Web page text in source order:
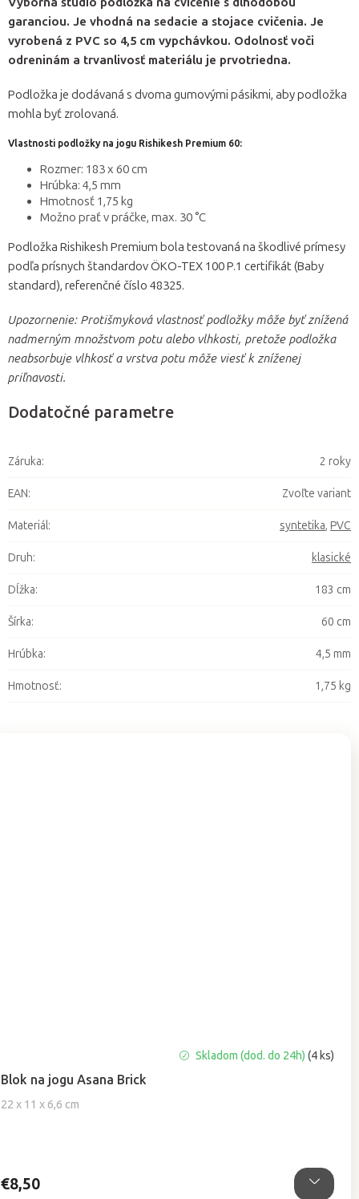
Blok na jogu Asana Brick
22 x 11 x 6,6 cm
hodnotenie
produktu
je
Skladom (dod. do 24h)(4 ks)
€8,50
garanciou. Je vhodná na sedacie a stojace cvičenia. Je
vyrobená z PVC so 4,5 cm vypchávkou. Odolnosť voči
odreninám a trvanlivosť materiálu je prvotriedna.
Podložka je dodávaná s dvoma gumovými pásikmi, aby podložka
mohla byť zrolovaná.
Vlastnosti podložky na jogu Rishikesh Premium 60:
Rozmer: 183 x 60 cm
Hrúbka: 4,5 mm
Hmotnosť 1,75 kg
Možno prať v práčke, max. 30 °C
Podložka Rishikesh Premium bola testovaná na škodlivé prímesy
podľa prísnych štandardov ÖKO-TEX 100 P.1 certifikát (Baby
standard), referenčné číslo 48325.
Upozornenie: Protišmyková vlastnosť podložky môže byť znížená
nadmerným množstvom potu alebo vlhkosti, pretože podložka
neabsorbuje vlhkosť a vrstva potu môže viesť k zníženej
priľnavosti.
Dodatočné parametre
Záruka: 2 roky
EAN: Zvoľte variant
Materiál: syntetika, PVC
Druh: klasické
Dĺžka: 183 cm
Šírka: 60 cm
Hrúbka: 4,5 mm
Hmotnosť: 1,75 kg